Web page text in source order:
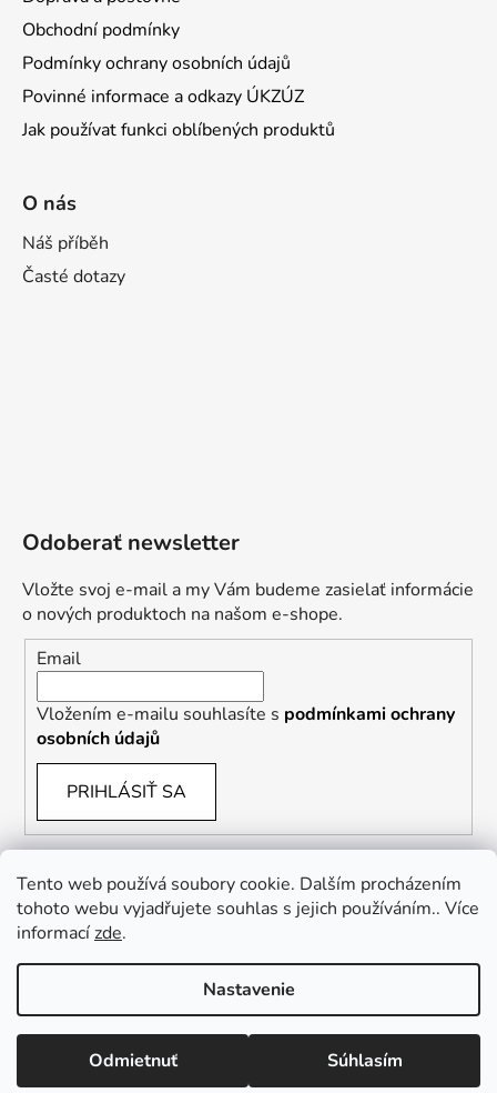
Tento web používá soubory cookie. Dalším procházením
tohoto webu vyjadřujete souhlas s jejich používáním.. Více
informacízde.
Nastavenie
Odmietnuť Súhlasím
Obchodní podmínky
Podmínky ochrany osobních údajů
Povinné informace a odkazy ÚKZÚZ
Jak používat funkci oblíbených produktů
O nás
Náš příběh
Časté dotazy
Odoberať newsletter
Vložte svoj e-mail a my Vám budeme zasielať informácie
o nových produktoch na našom e-shope.
Email
Vložením e-mailu souhlasíte s podmínkami ochrany
osobních údajů
PRIHLÁSIŤ SA
Vrácení zboží a reklamace Kontaktní formulář
Vytvoril Shoptet
Copyright 2026
. Všetky práva